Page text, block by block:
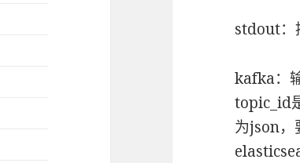
stdout：
kafka：
topic_id
为json，